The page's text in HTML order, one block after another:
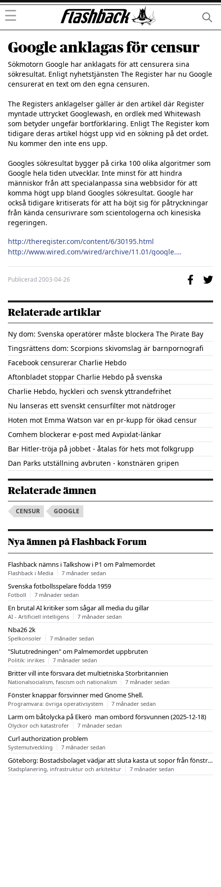
☰
Google anklagas för censur
Sökmotorn Google har anklagats för att censurera sina
sökresultat. Enligt nyhetstjänsten The Register har nu Google
censurerat en text om den egna censuren.
The Registers anklagelser gäller är den artikel där Register
myntade uttrycket Googlewash, en ordlek med Whitewash
som betyder ungefär bortförklaring. Enligt The Register kom
tidigare deras artikel högst upp vid en sökning på det ordet.
Nu kommer den inte ens upp.
Googles sökresultat bygger på cirka 100 olika algoritmer som
Google hela tiden utvecklar. Inte minst för att hindra
människor från att specialanpassa sina webbsidor för att
komma högt upp bland Googles sökresultat. Google har
också tidigare kritiserats för att ha böjt sig för påtryckningar
från kända censurivrare som scientologerna och kinesiska
regeringen.
http://theregister.com/content/6/30195.html
http://www.wired.com/wired/archive/11.01/google.html?pg=1
Publicerad2003-04-26
Relaterade artiklar
Ny dom: Svenska operatörer måste blockera The Pirate Bay
Tingsrättens dom: Scorpions skivomslag är barnpornografi
Facebook censurerar Charlie Hebdo
Aftonbladet stoppar Charlie Hebdo på svenska
Charlie Hebdo, hyckleri och svensk yttrandefrihet
Nu lanseras ett svenskt censurfilter mot nätdroger
Hoten mot Emma Watson var en pr-kupp för ökad censur
Comhem blockerar e-post med Avpixlat-länkar
Bar Hitler-tröja på jobbet - åtalas för hets mot folkgrupp
Dan Parks utställning avbruten - konstnären gripen
Relaterade ämnen
CENSUR GOOGLE
Nya ämnen på Flashback Forum
Flashback nämns i Talkshow i P1 om Palmemordet
Flashback i Media 7 månader sedan
Svenska fotbollsspelare födda 1959
Fotboll 7 månader sedan
En brutal AI kritiker som sågar all media du gillar
AI - Artificiell intelligens 7 månader sedan
Nba26 2k
Spelkonsoler 7 månader sedan
"Slututredningen" om Palmemordet uppbruten
Politik: inrikes 7 månader sedan
Britter vill inte försvara det multietniska Storbritannien
Nationalsocialism, fascism och nationalism 7 månader sedan
Fönster knappar försvinner med Gnome Shell.
Programvara: övriga operativsystem 7 månader sedan
Larm om båtolycka på Ekerö  man ombord försvunnen (2025-12-18)
Olyckor och katastrofer 7 månader sedan
Curl authorization problem
Systemutveckling 7 månader sedan
Göteborg: Bostadsbolaget vädjar att sluta kasta ut sopor från fönstren
Stadsplanering, infrastruktur och arkitektur 7 månader sedan